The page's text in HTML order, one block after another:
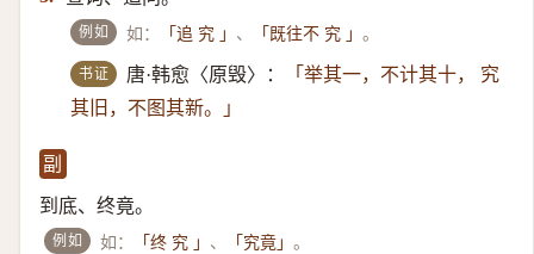
例如 如： 「追 究 」 、 「既往不 究 」。
书证 唐·韩愈〈原毁〉：
「举其一，不计其十， 究
其旧，不图其新。」
副
到底、终竟。
例如 如： 「终 究 」 、 「究竟」。